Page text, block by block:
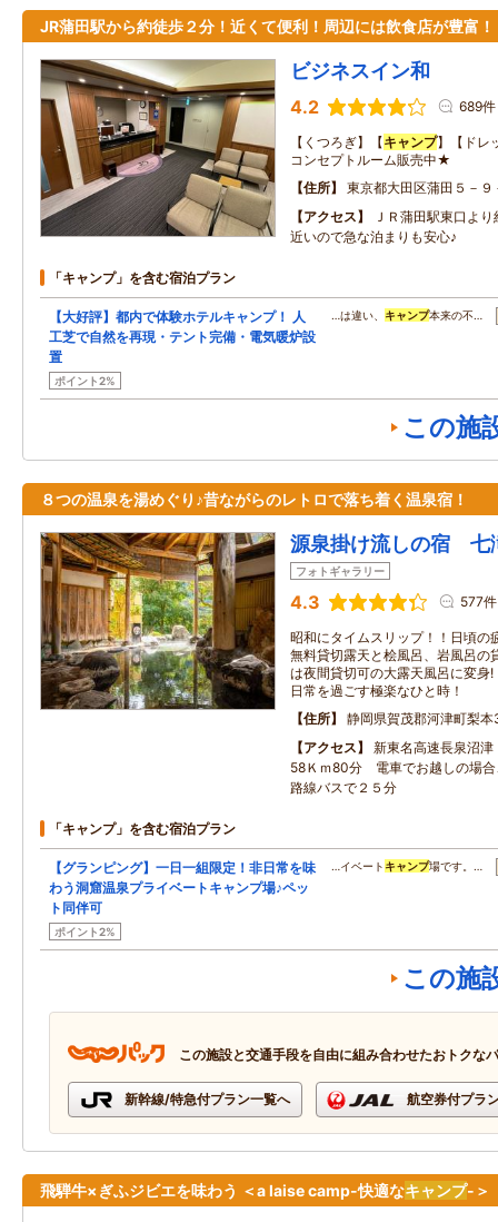
JR蒲田駅から約徒歩２分！近くて便利！周辺には飲食店が豊富！
ビジネスイン和
4.2 689件
【くつろぎ】【キャンプ】【ドレ
コンセプトルーム販売中★
住所
東京都大田区蒲田５－９
アクセス
ＪＲ蒲田駅東口よ
近いので急な泊まりも安心♪
「キャンプ」を含む宿泊プラン
【大好評】都内で体験ホテルキャンプ！ 人
工芝で自然を再現・テント完備・電気暖炉設
置
ポイント2%
…は違い、 キャンプ本来の不…
この施
８つの温泉を湯めぐり♪昔ながらのレトロで落ち着く温泉宿！
源泉掛け流しの宿 七
フォトギャラリー
4.3 577件
昭和にタイムスリップ！！日頃の
無料貸切露天と桧風呂、岩風呂の
は夜間貸切可の大露天風呂に変
日常を過ごす極楽なひと時！
住所
静岡県賀茂郡河津町梨
アクセス
新東名高速長泉沼
58Ｋｍ80分 電車でお越しの場合
路線バスで２５分
「キャンプ」を含む宿泊プラン
【グランピング】一日一組限定！非日常を味
わう洞窟温泉プライベートキャンプ場♪ペッ
ト同伴可
ポイント2%
…イベート キャンプ場です。…
この施
この施設と交通手段を自由に組み合わせたおトクな
新幹線/特急付プラン一覧へ 航空券付プラ
飛騨牛×ぎふジビエを味わう ＜a laise camp-快適なキャンプ-＞